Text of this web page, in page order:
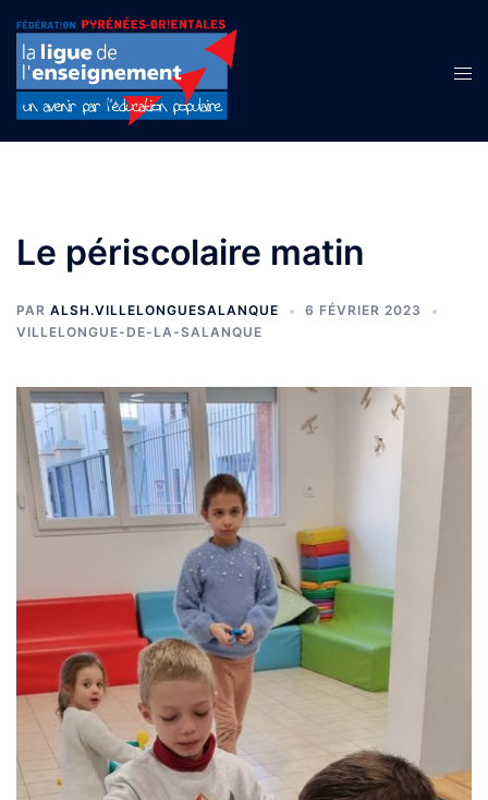
contenu
Le périscolaire matin
PAR ALSH.VILLELONGUESALANQUE
6 FÉVRIER 2023
VILLELONGUE-DE-LA-SALANQUE